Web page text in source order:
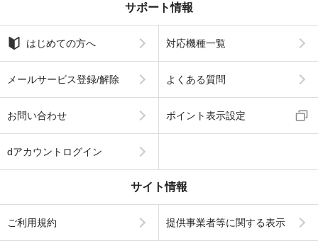
サポート情報
はじめての方へ 対応機種一覧
メールサービス登録/解除 よくある質問
お問い合わせ ポイント表示設定
dアカウントログイン
サイト情報
ご利用規約 提供事業者等に関する表示